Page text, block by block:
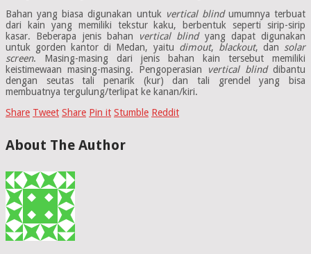
Bahan yang biasa digunakan untuk vertical blindumumnya terbuat
dari kain yang memiliki tekstur kaku, berbentuk seperti sirip-sirip
kasar. Beberapa jenis bahan
vertical blindyang dapat digunakan
untuk gorden kantor di Medan, yaitu dimout, blackout, dan solar
screen. Masing-masing dari jenis bahan kain tersebut memiliki
keistimewaan masing-masing. Pengoperasian
vertical blind dibantu
dengan seutas tali penarik (kur) dan tali grendel yang bisa
membuatnya tergulung/terlipat ke kanan/kiri.
Share Tweet Share Pin it Stumble Reddit
About The Author